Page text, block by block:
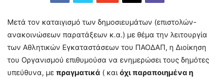
Μετά τον καταιγισμό των δημοσιευμάτων (επιστολών-
ανακοινώσεων παρατάξεων κ.α.) με θέμα την λειτουργία
των Αθλητικών Εγκαταστάσεων του ΠΑΟΔΑΠ, η Διοίκηση
του Οργανισμού επιθυμούσα να ενημερώσει τους δημότες
υπεύθυνα, με πραγματικά ( και όχι παραποιημένα η